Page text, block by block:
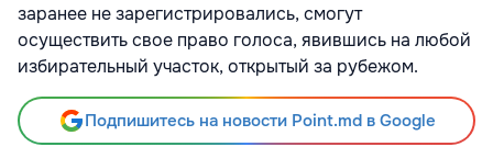
заранее не зарегистрировались, смогут
осуществить свое право голоса, явившись на любой
избирательный участок, открытый за рубежом.
Подпишитесь на новости Point.md в Google